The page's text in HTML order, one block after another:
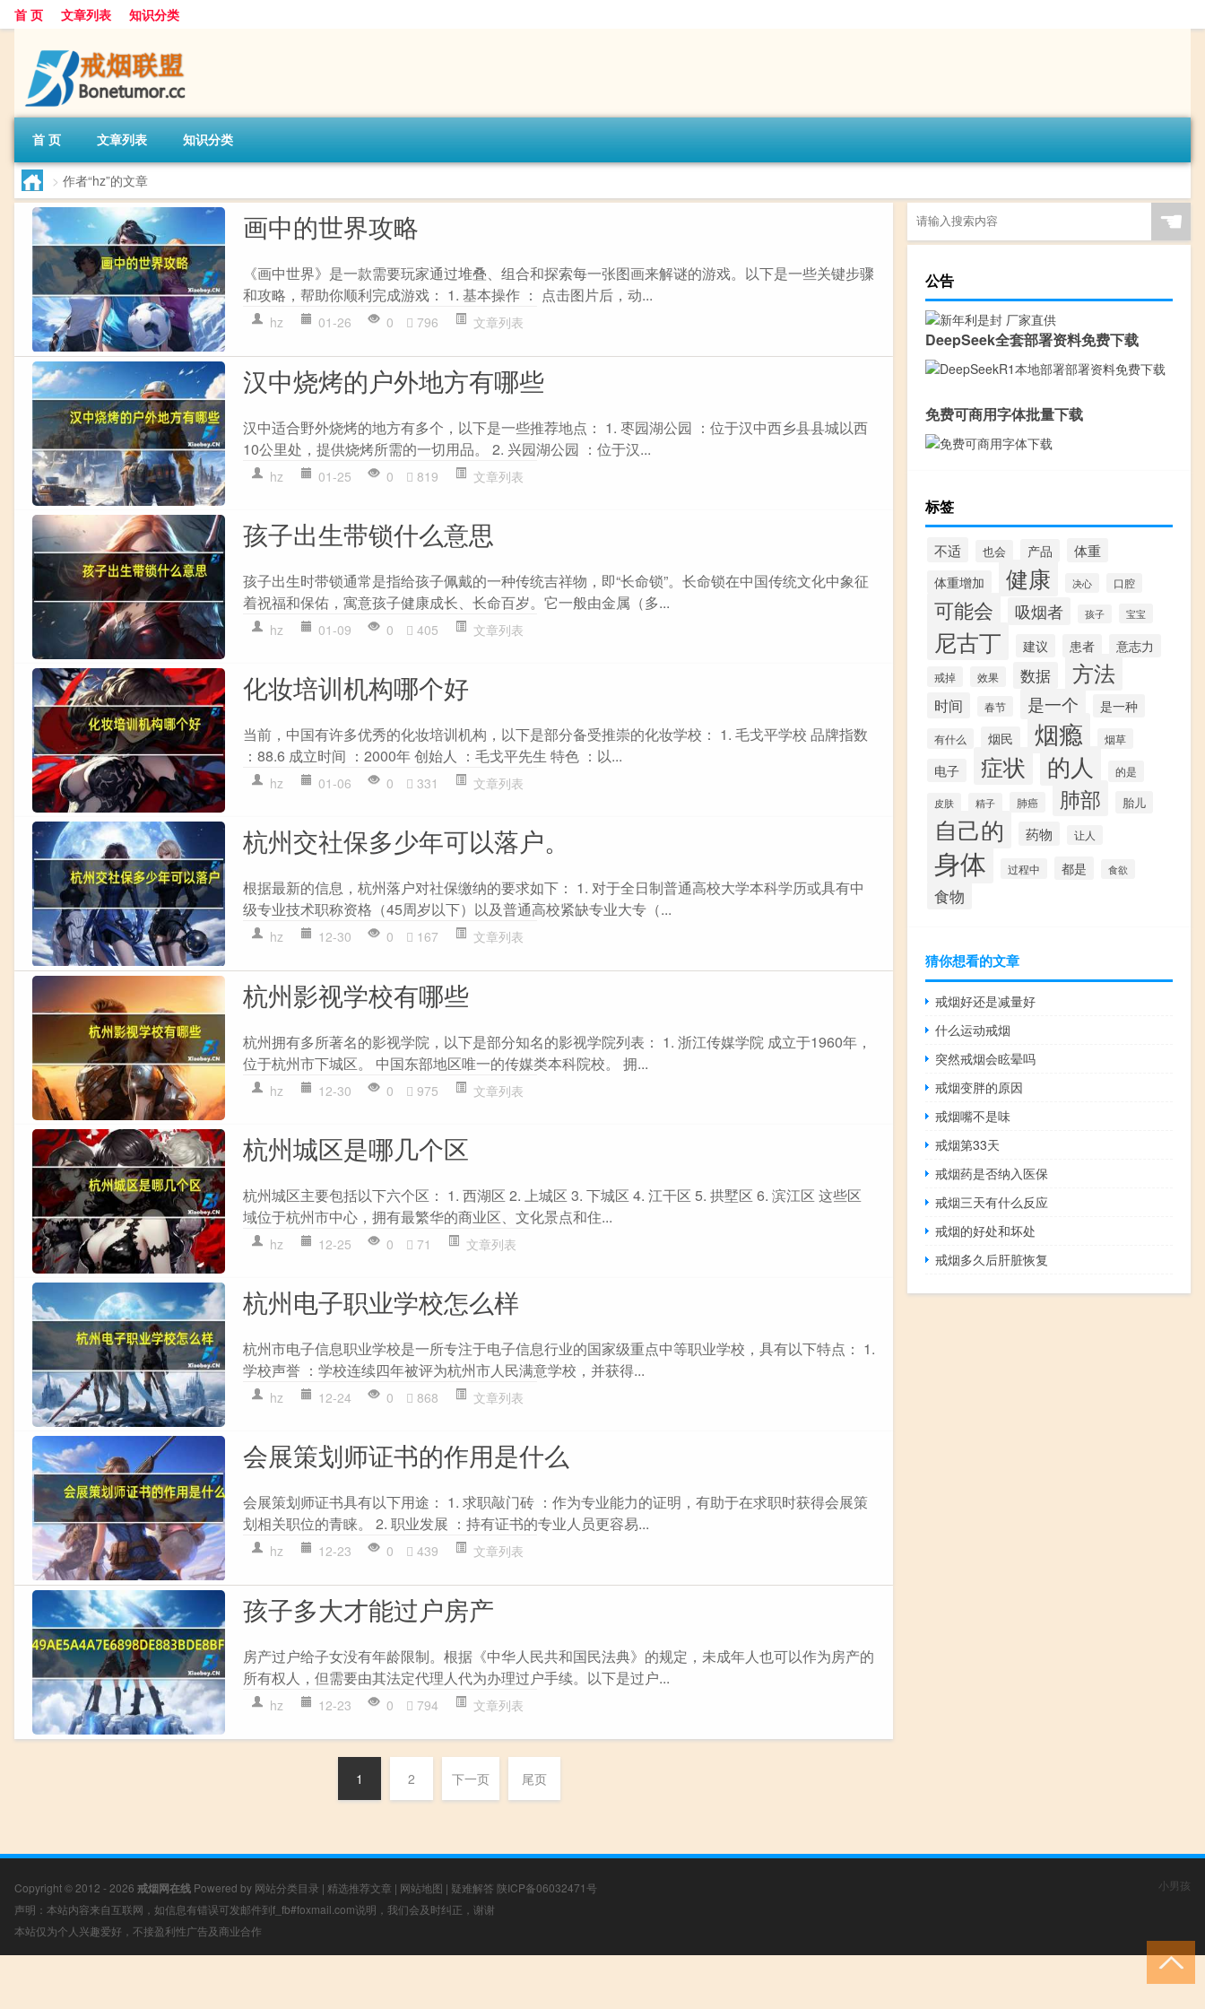
首 页 文章列表 知识分类
首 页 文章列表 知识分类
> 作者“hz”的文章
画中的世界攻略
《画中世界》是一款需要玩家通过堆叠、组合和探索每一张图画来解谜的游戏。以下是一些关键步骤
和攻略，帮助你顺利完成游戏： 1. 基本操作 ： 点击图片后，动...
hz 01-26 0 796 文章列表
汉中烧烤的户外地方有哪些
汉中适合野外烧烤的地方有多个，以下是一些推荐地点： 1. 枣园湖公园 ：位于汉中西乡县县城以西
10公里处，提供烧烤所需的一切用品。 2. 兴园湖公园 ：位于汉...
hz 01-25 0 819 文章列表
孩子出生带锁什么意思
孩子出生时带锁通常是指给孩子佩戴的一种传统吉祥物，即“长命锁”。长命锁在中国传统文化中象征
着祝福和保佑，寓意孩子健康成长、长命百岁。它一般由金属（多...
hz 01-09 0 405 文章列表
化妆培训机构哪个好
当前，中国有许多优秀的化妆培训机构，以下是部分备受推崇的化妆学校： 1. 毛戈平学校 品牌指数
：88.6 成立时间 ：2000年 创始人 ：毛戈平先生 特色 ：以...
hz 01-06 0 331 文章列表
杭州交社保多少年可以落户。
根据最新的信息，杭州落户对社保缴纳的要求如下： 1. 对于全日制普通高校大学本科学历或具有中
级专业技术职称资格（45周岁以下）以及普通高校紧缺专业大专（...
hz 12-30 0 167 文章列表
杭州影视学校有哪些
杭州拥有多所著名的影视学院，以下是部分知名的影视学院列表： 1. 浙江传媒学院 成立于1960年，
位于杭州市下城区。 中国东部地区唯一的传媒类本科院校。 拥...
hz 12-30 0 975 文章列表
杭州城区是哪几个区
杭州城区主要包括以下六个区： 1. 西湖区 2. 上城区 3. 下城区 4. 江干区 5. 拱墅区 6. 滨江区 这些区
域位于杭州市中心，拥有最繁华的商业区、文化景点和住...
hz 12-25 0 71 文章列表
杭州电子职业学校怎么样
杭州市电子信息职业学校是一所专注于电子信息行业的国家级重点中等职业学校，具有以下特点： 1.
学校声誉 ：学校连续四年被评为杭州市人民满意学校，并获得...
hz 12-24 0 868 文章列表
会展策划师证书的作用是什么
会展策划师证书具有以下用途： 1. 求职敲门砖 ：作为专业能力的证明，有助于在求职时获得会展策
划相关职位的青睐。 2. 职业发展 ：持有证书的专业人员更容易...
hz 12-23 0 439 文章列表
孩子多大才能过户房产
房产过户给子女没有年龄限制。根据《中华人民共和国民法典》的规定，未成年人也可以作为房产的
所有权人，但需要由其法定代理人代为办理过户手续。以下是过户...
hz 12-23 0 794 文章列表
1 2 下一页 尾页
☚
公告
DeepSeek全套部署资料免费下载
免费可商用字体批量下载
标签
不适 也会 产品 体重
体重增加 健康 决心 口腔
可能会 吸烟者 孩子 宝宝
尼古丁 建议 患者 意志力
戒掉 效果 数据 方法
时间 春节 是一个 是一种
有什么 烟民 烟瘾 烟草
电子 症状 的人 的是
皮肤 精子 肺癌 肺部 胎儿
自己的 药物 让人
身体 过程中 都是 食欲
食物
猜你想看的文章
戒烟好还是减量好
什么运动戒烟
突然戒烟会眩晕吗
戒烟变胖的原因
戒烟嘴不是味
戒烟第33天
戒烟药是否纳入医保
戒烟三天有什么反应
戒烟的好处和坏处
戒烟多久后肝脏恢复
Copyright © 2012 - 2026 戒烟网在线 Powered by 网站分类目录 | 精选推荐文章 | 网站地图 | 疑难解答 陕ICP备06032471号
声明：本站内容来自互联网，如信息有错误可发邮件到f_fb#foxmail.com说明，我们会及时纠正，谢谢
本站仅为个人兴趣爱好，不接盈利性广告及商业合作
小男孩